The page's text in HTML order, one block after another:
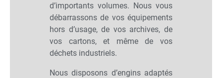
d’importants volumes. Nous vous
débarrassons de vos équipements
hors d’usage, de vos archives, de
vos cartons, et même de vos
déchets industriels.
Nous disposons d’engins adaptés